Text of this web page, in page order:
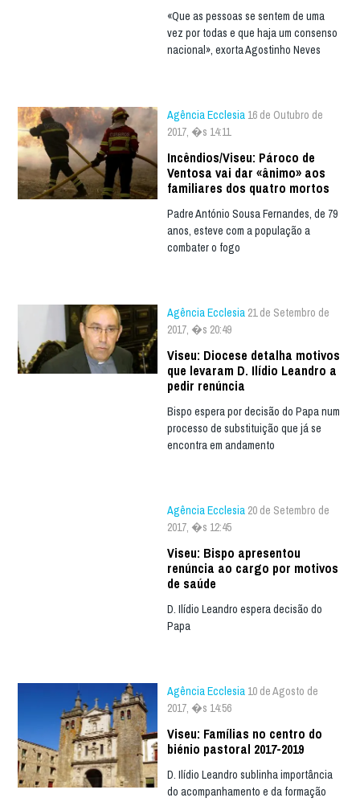
«Que as pessoas se sentem de uma
vez por todas e que haja um consenso
nacional», exorta Agostinho Neves
Agência Ecclesia 16 de Outubro de
2017, �s 14:11
Incêndios/Viseu: Pároco de
Ventosa vai dar «ânimo» aos
familiares dos quatro mortos
Padre António Sousa Fernandes, de 79
anos, esteve com a população a
combater o fogo
Agência Ecclesia 21 de Setembro de
2017, �s 20:49
Viseu: Diocese detalha motivos
que levaram D. Ilídio Leandro a
pedir renúncia
Bispo espera por decisão do Papa num
processo de substituição que já se
encontra em andamento
Agência Ecclesia 20 de Setembro de
2017, �s 12:45
Viseu: Bispo apresentou
renúncia ao cargo por motivos
de saúde
D. Ilídio Leandro espera decisão do
Papa
Agência Ecclesia 10 de Agosto de
2017, �s 14:56
Viseu: Famílias no centro do
biénio pastoral 2017-2019
D. Ilídio Leandro sublinha importância
do acompanhamento e da formação